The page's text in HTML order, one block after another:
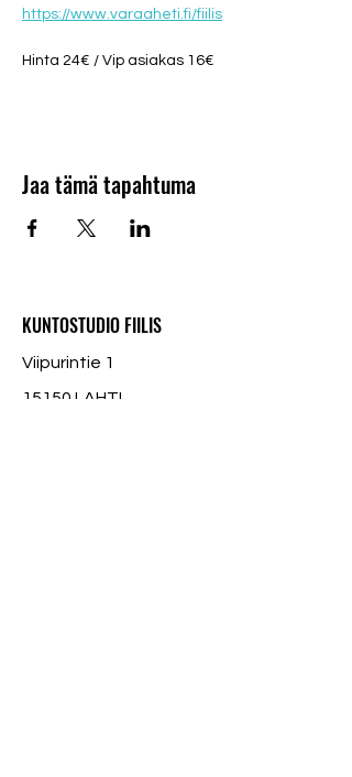
https://www.varaaheti.fi/fiilis
Hinta 24€ / Vip asiakas 16€
Jaa tämä tapahtuma
KUNTOSTUDIO FIILIS
Viipurintie 1
15150 LAHTI